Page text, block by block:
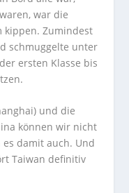
war die
kippen. Zumindest
schmuggelte unter
ersten Klasse bis
und die
können wir nicht
damit auch. Und
Taiwan definitiv